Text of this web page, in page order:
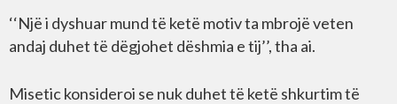
‘‘Një i dyshuar mund të ketë motiv ta mbrojë veten
andaj duhet të dëgjohet dëshmia e tij’’, tha ai.
Misetic konsideroi se nuk duhet të ketë shkurtim të